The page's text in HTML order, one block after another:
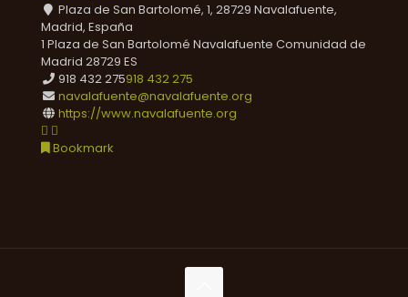
Plaza de San Bartolomé, 1, 28729 Navalafuente,
Madrid, España
1 Plaza de San Bartolomé Navalafuente Comunidad de
Madrid 28729 ES
918 432 275918 432 275
navalafuente@navalafuente.org
https://www.navalafuente.org
Bookmark